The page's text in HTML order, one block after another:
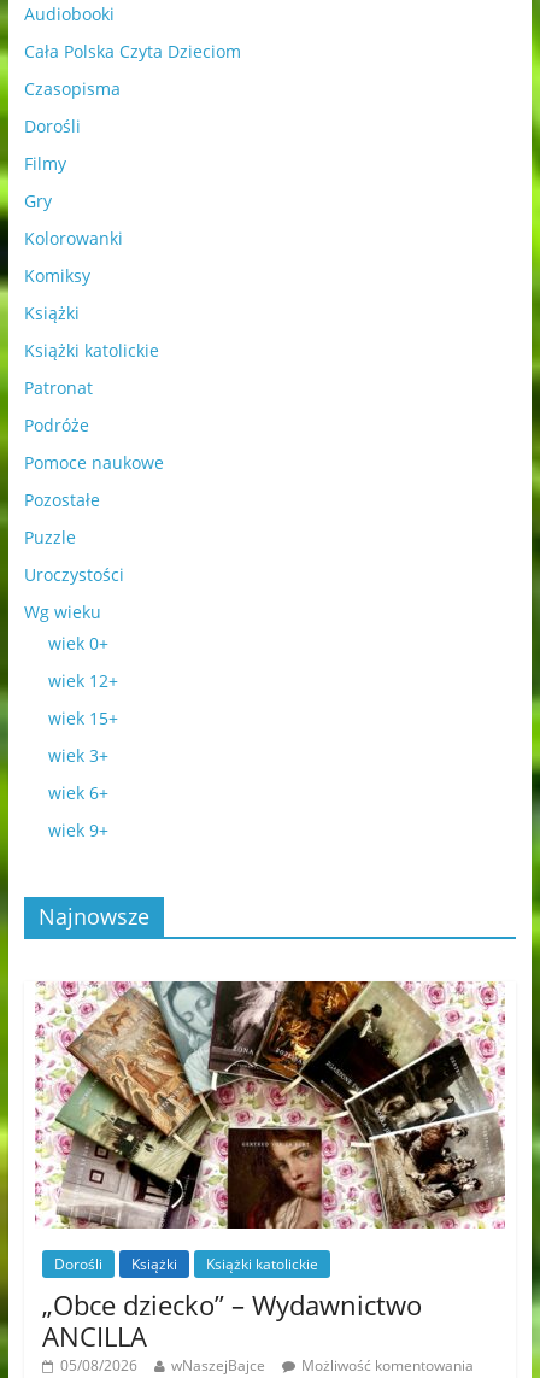
Audiobooki
Cała Polska Czyta Dzieciom
Czasopisma
Dorośli
Filmy
Gry
Kolorowanki
Komiksy
Książki
Książki katolickie
Patronat
Podróże
Pomoce naukowe
Pozostałe
Puzzle
Uroczystości
Wg wieku
wiek 0+
wiek 12+
wiek 15+
wiek 3+
wiek 6+
wiek 9+
Najnowsze
Dorośli Książki Książki katolickie
„Obce dziecko” – Wydawnictwo
ANCILLA
05/08/2026 wNaszejBajce
Możliwość komentowania